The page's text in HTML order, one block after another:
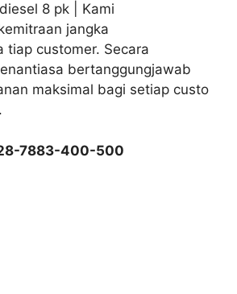
8 pk | Kami
jangka
tiap customer. Secara
bertanggungjawab
maksimal bagi setiap custo
7883-400-500